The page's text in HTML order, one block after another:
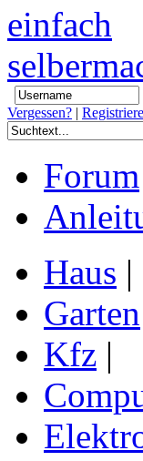
Vergessen? |
Forum
Haus |
Garten
Kfz |